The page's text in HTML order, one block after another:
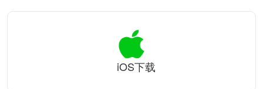
iOS下载